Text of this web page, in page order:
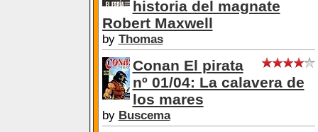
historia del magnate
Robert Maxwell
by Thomas
Conan El pirata
nº 01/04: La calavera de
los mares
by Buscema